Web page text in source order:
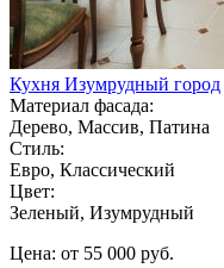
Кухня Изумрудный город
Материал фасада:
Дерево, Массив, Патина
Стиль:
Евро, Классический
Цвет:
Зеленый, Изумрудный
Цена: от 55 000 руб.